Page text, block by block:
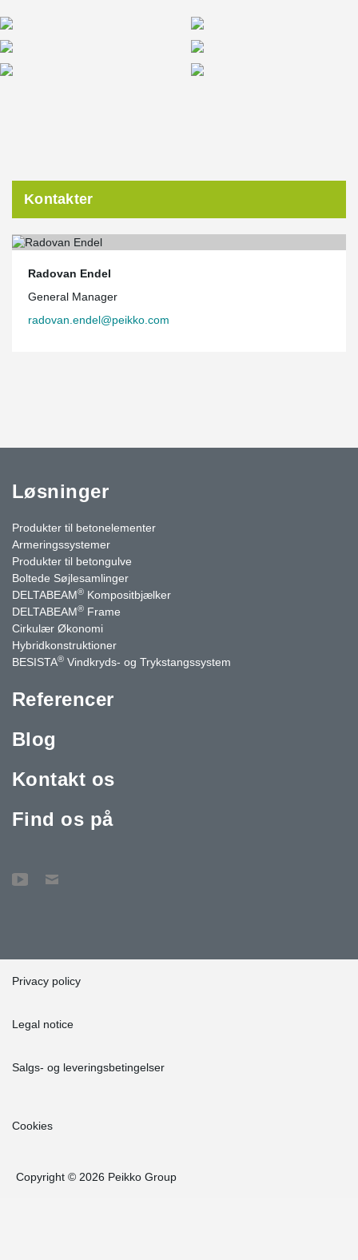
Kontakter
Radovan Endel
General Manager
radovan.endel@peikko.com
Løsninger
Produkter til betonelementer
Armeringssystemer
Produkter til betongulve
Boltede Søjlesamlinger
DELTABEAM® Kompositbjælker
DELTABEAM® Frame
Cirkulær Økonomi
Hybridkonstruktioner
BESISTA® Vindkryds- og Trykstangssystem
Referencer
Blog
Kontakt os
Find os på
Privacy policy
Legal notice
Salgs- og leveringsbetingelser
Cookies
Copyright © 2026 Peikko Group